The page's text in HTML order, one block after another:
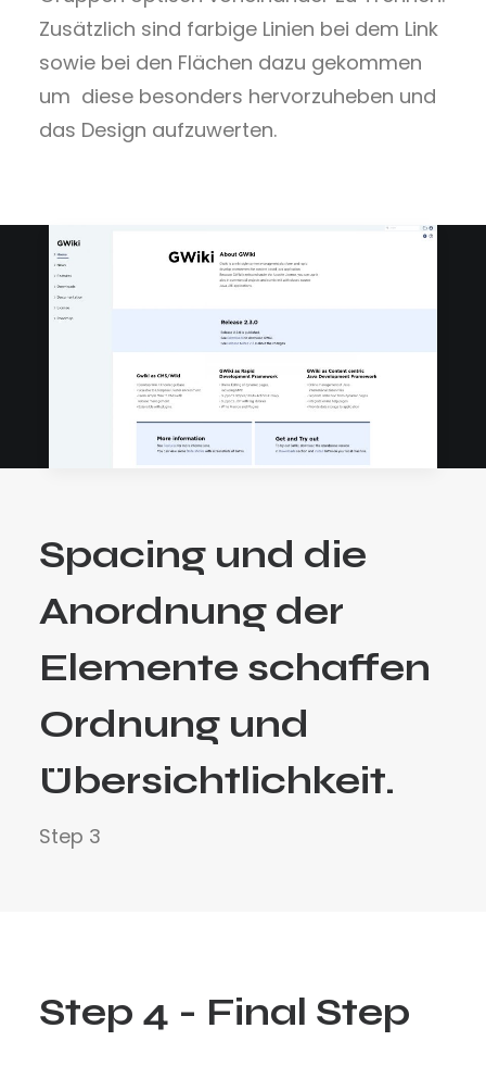
Zusätzlich sind farbige Linien bei dem Link
sowie bei den Flächen dazu gekommen
um diese besonders hervorzuheben und
das Design aufzuwerten.
Spacing und die
Anordnung der
Elemente schaffen
Ordnung und
Übersichtlichkeit.
Step 3
Step 4 - Final Step